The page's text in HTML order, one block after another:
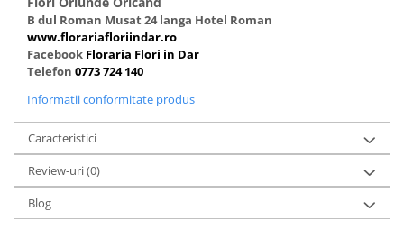
B dul Roman Musat 24 langa Hotel Roman
www.florariafloriindar.ro
Facebook Floraria Flori in Dar
Telefon 0773 724 140
Informatii conformitate produs
Caracteristici
Review-uri(0)
Blog